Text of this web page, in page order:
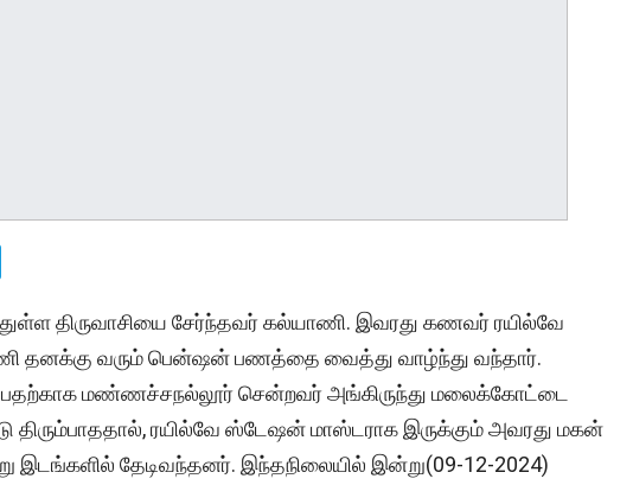
திருவாசியை சேர்ந்தவர் கல்யாணி. இவரது கணவர் ரயில்வே
தனக்கு வரும் பென்ஷன் பணத்தை வைத்து வாழ்ந்து வந்தார்.
மண்ணச்சநல்லூர் சென்றவர் அங்கிருந்து மலைக்கோட்டை
திரும்பாததால், ரயில்வே ஸ்டேஷன் மாஸ்டராக இருக்கும் அவரது மகன்
தேடிவந்தனர். இந்தநிலையில் இன்று(09-12-2024)